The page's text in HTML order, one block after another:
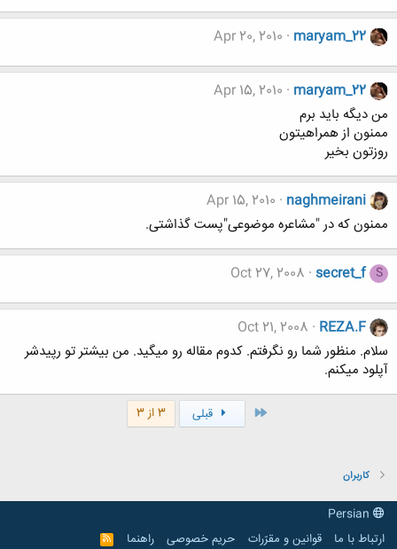
maryam_22
Apr 20, 2010
maryam_22
Apr 15, 2010
من ديگه بايد برم
ممنون از همراهيتون
روزتون بخير
naghmeirani
Apr 15, 2010
ممنون که در "مشاعره موضوعی"پست گذاشتی.
S
secret_f
Oct 27, 2008
REZA.F
Oct 21, 2008
سلام. منظور شما رو نگرفتم. کدوم مقاله رو میگید. من بیشتر تو رپیدشر
آپلود میکنم.
اول قبلی 3 از 3
کاربران
ارتباط با ما
قوانین و مقرّرات حریم خصوصی راهنما
R